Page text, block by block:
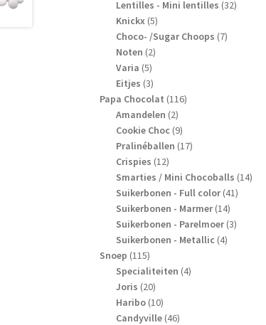
producten
Lentilles - Mini lentilles 3232
Knickx 55
producten
Choco- /Sugar Choops 77
Noten 22
Varia 55
producten
Eitjes 33
producten
Papa Chocolat 116116
Amandelen 22
producten
Cookie Choc 99
producten
Pralinéballen 1717
Crispies 1212
producten
Smarties / Mini Chocoballs 1414
Suikerbonen - Full color 4141
Suikerbonen - Marmer 1414
producten
Suikerbonen - Parelmoer 33
Suikerbonen - Metallic 44
Snoep 115115
producten
Specialiteiten 44
Joris 2020
producten
Haribo 1010
producten
Candyville 4646